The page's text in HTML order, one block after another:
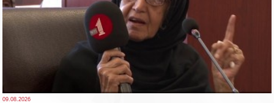
09.08.2026